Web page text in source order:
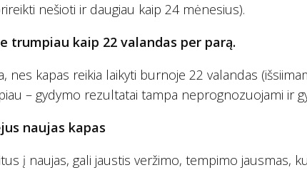
nešioti ir daugiau kaip 24 mėnesius).
trumpiau kaip 22 valandas per parą.
nes kapas reikia laikyti burnoje 22 valandas
– gydymo rezultatai tampa neprognozuojami ir
naujas kapas
į naujas, gali jaustis veržimo, tempimo jausmas,